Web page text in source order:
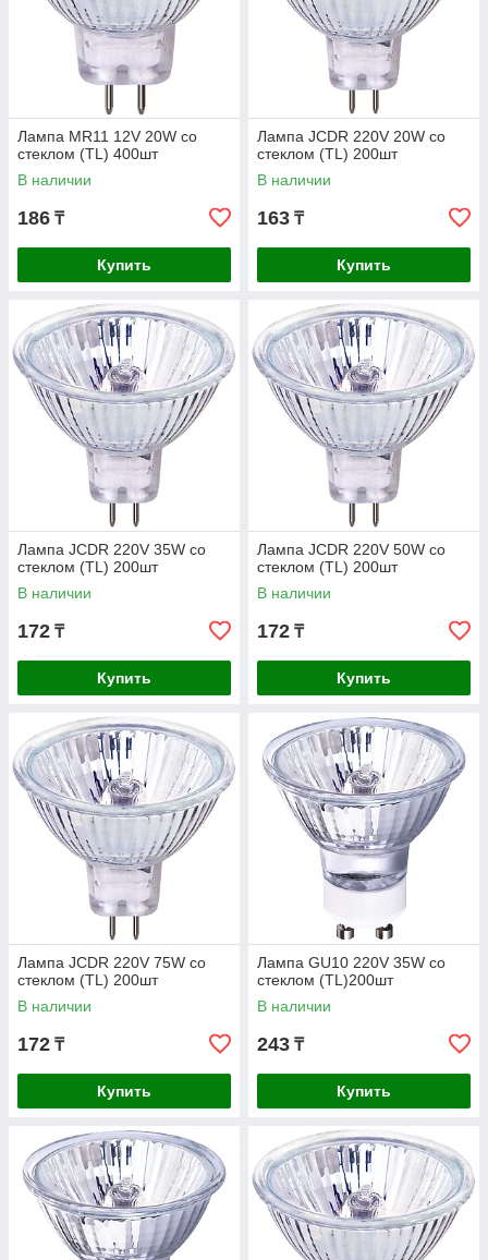
Лампа MR11 12V 20W со
стеклом (TL) 400шт
В наличии
186 ₸
Купить
Лампа JCDR 220V 20W со
стеклом (TL) 200шт
В наличии
163 ₸
Купить
Лампа JCDR 220V 35W со
стеклом (TL) 200шт
В наличии
172 ₸
Купить
Лампа JCDR 220V 50W со
стеклом (TL) 200шт
В наличии
172 ₸
Купить
Лампа JCDR 220V 75W со
стеклом (TL) 200шт
В наличии
172 ₸
Купить
Лампа GU10 220V 35W со
стеклом (TL)200шт
В наличии
243 ₸
Купить